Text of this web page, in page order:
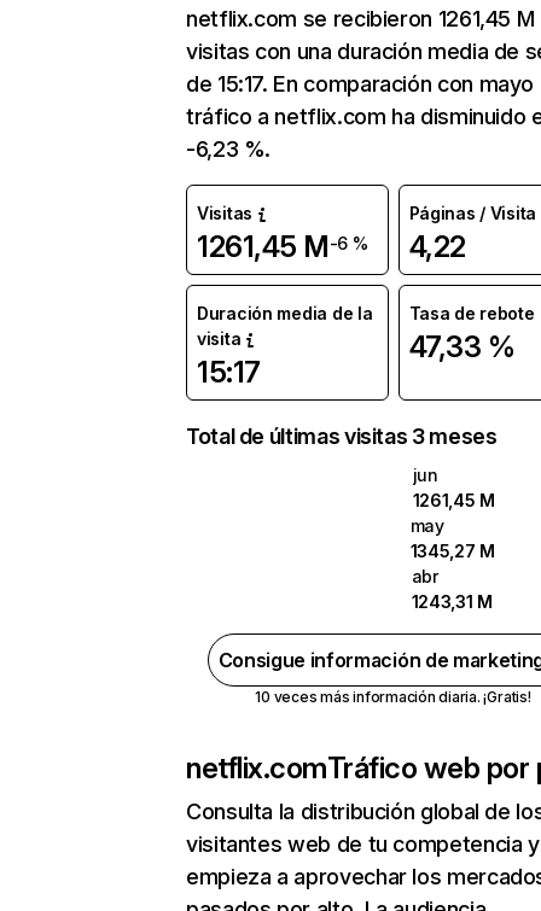
netflix.com se recibieron 1261,45 M
visitas con una duración media de
de 15:17. En comparación con mayo
tráfico a netflix.com ha disminuido
-6,23 %.
Visitas
1261,45 M-6 %
Páginas / Visita
4,22
Duración media de la
visita
15:17
Tasa de rebote
47,33 %
Total de últimas visitas 3 meses
jun
1261,45 M
may
1345,27 M
abr
1243,31 M
Consigue información de
10 veces más información diaria. ¡Gratis!
netflix.comTráfico web por
Consulta la distribución global de
visitantes web de tu competencia y
empieza a aprovechar los